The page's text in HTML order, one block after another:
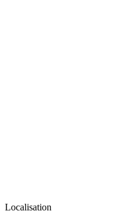
Localisation